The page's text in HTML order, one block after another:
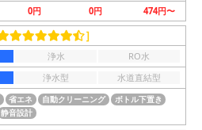
0円 0円 474円〜
］
浄水
RO水
浄水型
水道直結型
省エネ 自動クリーニング
ボトル下置き
静音設計